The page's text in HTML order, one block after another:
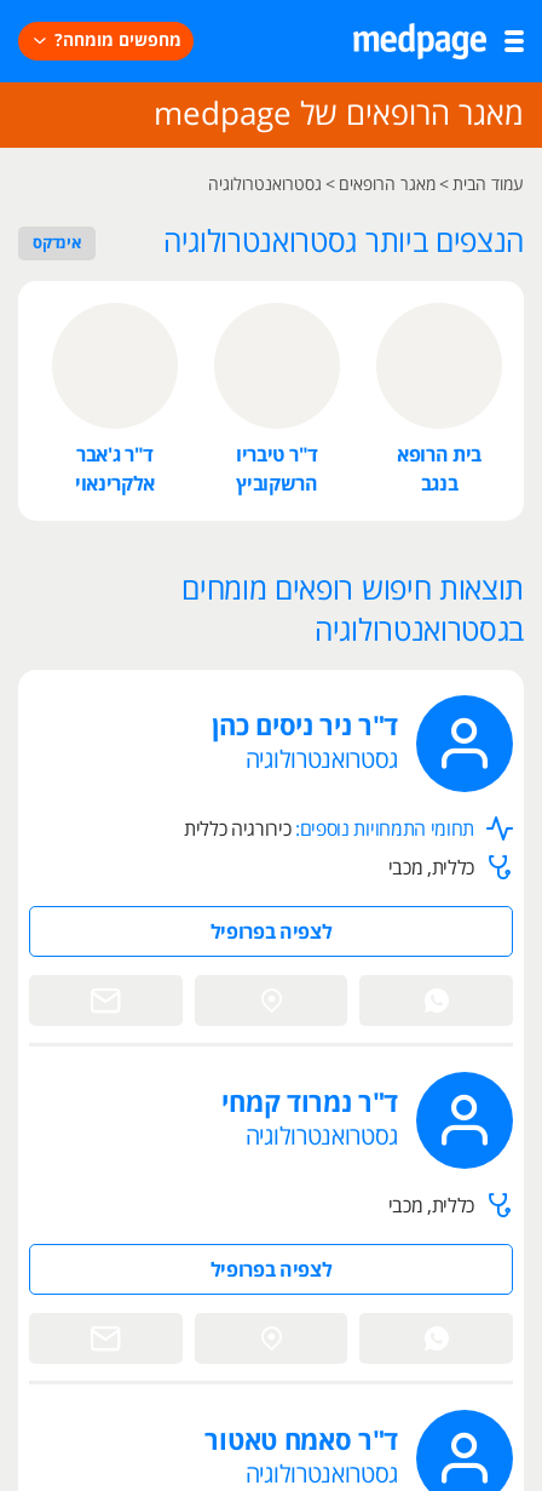
מחפשים מומחה?
מאגר הרופאים של medpage
עמוד הבית>מאגר הרופאים > גסטרואנטרולוגיה
אינדקס הנצפים ביותר גסטרואנטרולוגיה
בית הרופא
בנגב
ד"ר טיבריו
הרשקוביץ
ד"ר ג'אבר
אלקרינאוי
תוצאות חיפוש רופאים מומחים
בגסטרואנטרולוגיה
ד"ר ניר ניסים כהן
גסטרואנטרולוגיה
תחומי התמחויות נוספים: כירורגיה כללית
כללית, מכבי
לצפיה בפרופיל
ד"ר נמרוד קמחי
גסטרואנטרולוגיה
כללית, מכבי
לצפיה בפרופיל
ד"ר סאמח טאטור
גסטרואנטרולוגיה